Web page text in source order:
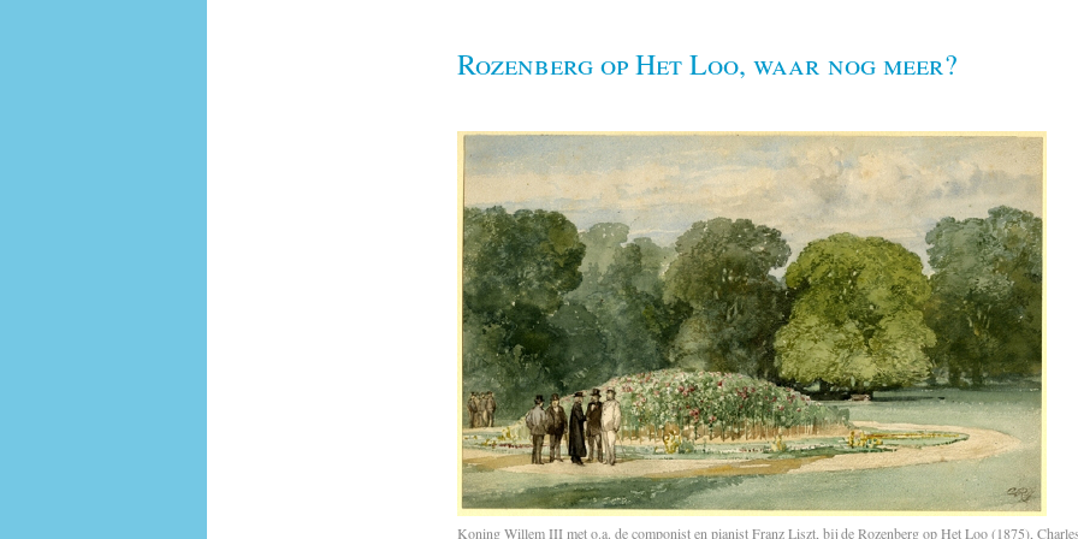
Rozenberg op Het Loo, waar nog meer?
Koning Willem III met o.a. de componist en pianist Franz Liszt, bij de Rozenberg op Het Loo (1875),